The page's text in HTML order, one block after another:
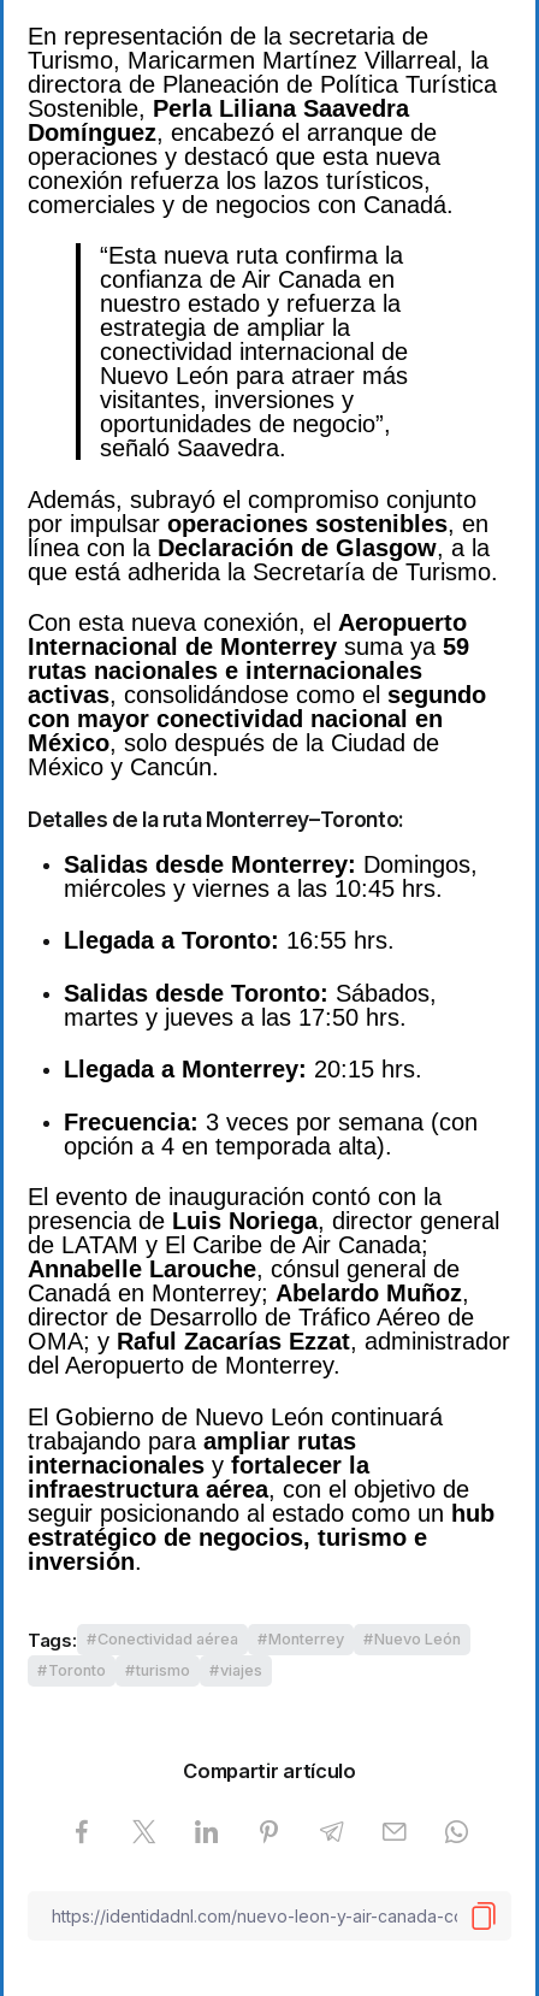
En representación de la secretaria de
Turismo, Maricarmen Martínez Villarreal, la
directora de Planeación de Política Turística
Sostenible, Perla Liliana Saavedra
Domínguez, encabezó el arranque de
operaciones y destacó que esta nueva
conexión refuerza los lazos turísticos,
comerciales y de negocios con Canadá.
“Esta nueva ruta confirma la
confianza de Air Canada en
nuestro estado y refuerza la
estrategia de ampliar la
conectividad internacional de
Nuevo León para atraer más
visitantes, inversiones y
oportunidades de negocio”,
señaló Saavedra.
Además, subrayó el compromiso conjunto
por impulsar operaciones sostenibles, en
línea con la Declaración de Glasgow, a la
que está adherida la Secretaría de Turismo.
Con esta nueva conexión, el Aeropuerto
Internacional de Monterrey suma ya 59
rutas nacionales e internacionales
activas, consolidándose como el segundo
con mayor conectividad nacional en
México, solo después de la Ciudad de
México y Cancún.
Detalles de la ruta Monterrey–Toronto:
Salidas desde Monterrey: Domingos,
miércoles y viernes a las 10:45 hrs.
Llegada a Toronto: 16:55 hrs.
Salidas desde Toronto: Sábados,
martes y jueves a las 17:50 hrs.
Llegada a Monterrey: 20:15 hrs.
Frecuencia: 3 veces por semana (con
opción a 4 en temporada alta).
El evento de inauguración contó con la
presencia de Luis Noriega, director general
de LATAM y El Caribe de Air Canada;
Annabelle Larouche, cónsul general de
Canadá en Monterrey; Abelardo Muñoz,
director de Desarrollo de Tráfico Aéreo de
OMA; y Raful Zacarías Ezzat, administrador
del Aeropuerto de Monterrey.
El Gobierno de Nuevo León continuará
trabajando para ampliar rutas
internacionales y fortalecer la
infraestructura aérea, con el objetivo de
seguir posicionando al estado como un hub
estratégico de negocios, turismo e
inversión.
Tags: Conectividad aérea Monterrey
Nuevo León
Toronto
turismo viajes
Compartir artículo